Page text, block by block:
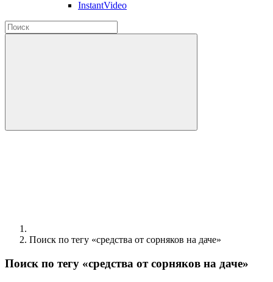
InstantVideo
Поиск по тегу «средства от сорняков на даче»
Поиск по тегу «средства от сорняков на даче»